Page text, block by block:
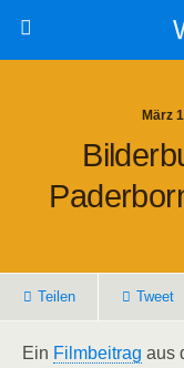
März
Teilen Tweet
Ein Filmbeitrag aus